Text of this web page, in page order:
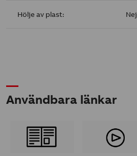
Hölje av plast: Nej
Användbara länkar